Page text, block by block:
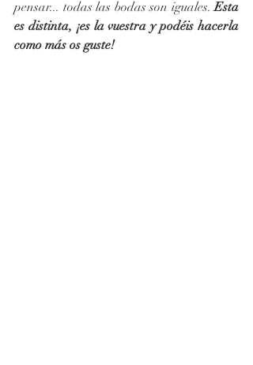
pensar... todas las bodas son iguales. Esta
es distinta, ¡es la vuestra y podéis hacerla
como más os guste!